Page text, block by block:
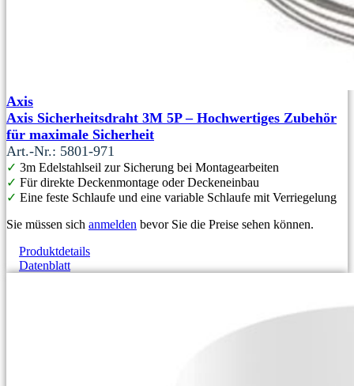
Axis
Axis Sicherheitsdraht 3M 5P – Hochwertiges Zubehör
für maximale Sicherheit
Art.-Nr.: 5801-971
✓ 3m Edelstahlseil zur Sicherung bei Montagearbeiten
✓ Für direkte Deckenmontage oder Deckeneinbau
✓ Eine feste Schlaufe und eine variable Schlaufe mit Verriegelung
Sie müssen sich anmelden bevor Sie die Preise sehen können.
Produktdetails
Datenblatt